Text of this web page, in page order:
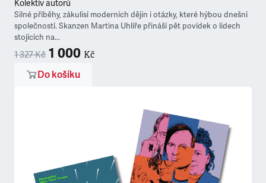
Kolektiv autorů
Silné příběhy, zákulisí moderních dějin i otázky, které hýbou dnešní
společností. Skanzen Martina Uhlíře přináší pět povídek o lidech
stojících na...
1 327 Kč 1 000 Kč
Do košíku